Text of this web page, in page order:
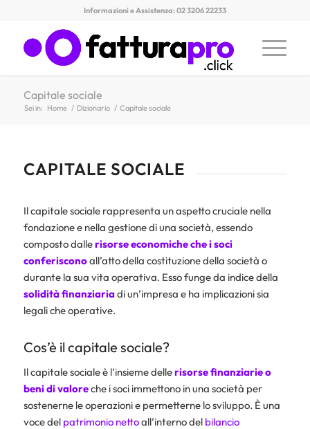
Informazioni e Assistenza: 02 3206 22233
Capitale sociale
Sei in: Home / Dizionario / Capitale sociale
CAPITALE SOCIALE
Il capitale sociale rappresenta un aspetto cruciale nella
fondazione e nella gestione di una società, essendo
composto dallerisorse economiche che i soci
conferisconoall’atto della costituzione della società o
durante la sua vita operativa. Esso funge da indice della
solidità finanziariadi un’impresa e ha implicazioni sia
legali che operative.
Cos’è il capitale sociale?
Il capitale sociale è l’insieme dellerisorse finanziarie o
beni di valoreche i soci immettono in una società per
sostenerne le operazioni e permetterne lo sviluppo. È una
voce del patrimonio nettoall’interno del bilancio